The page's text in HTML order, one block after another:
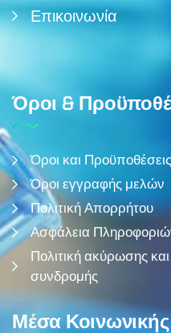
Επικοινωνία
Όροι &
Όροι και Προϋποθέσεις
Όροι εγγραφής μελών
Πολιτική Απορρήτου
Ασφάλεια
Πολιτική ακύρωσης
συνδρομής
Μέσα